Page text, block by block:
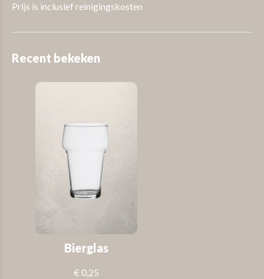
Prijs is inclusief reinigingskosten
Recent bekeken
Bierglas
€ 0,25